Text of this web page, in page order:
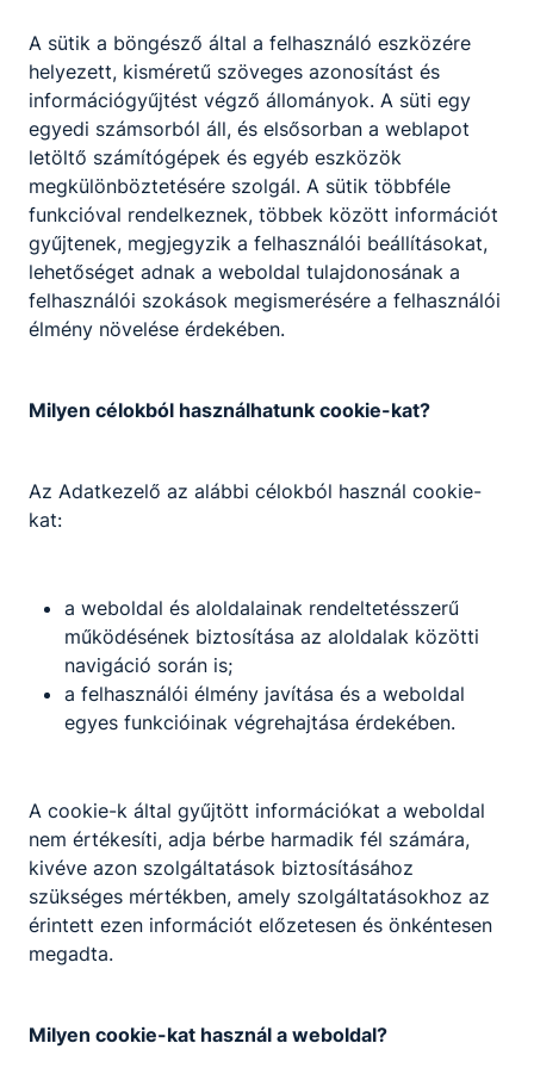
Rendkívüli felvételi eljárás
ITT A HELYED!
2026. máj. 17.
A sütik a böngésző által a felhasználó eszközére
helyezett, kisméretű szöveges azonosítást és
információgyűjtést végző állományok. A süti egy
egyedi számsorból áll, és elsősorban a weblapot
letöltő számítógépek és egyéb eszközök
megkülönböztetésére szolgál. A sütik többféle
funkcióval rendelkeznek, többek között információt
gyűjtenek, megjegyzik a felhasználói beállításokat,
lehetőséget adnak a weboldal tulajdonosának a
felhasználói szokások megismerésére a felhasználói
élmény növelése érdekében.
Milyen célokból használhatunk cookie-kat?
Az Adatkezelő az alábbi célokból használ cookie-
kat:
a weboldal és aloldalainak rendeltetésszerű
működésének biztosítása az aloldalak közötti
navigáció során is;
a felhasználói élmény javítása és a weboldal
egyes funkcióinak végrehajtása érdekében.
A cookie-k által gyűjtött információkat a weboldal
nem értékesíti, adja bérbe harmadik fél számára,
kivéve azon szolgáltatások biztosításához
szükséges mértékben, amely szolgáltatásokhoz az
érintett ezen információt előzetesen és önkéntesen
megadta.
Milyen cookie-kat használ a weboldal?